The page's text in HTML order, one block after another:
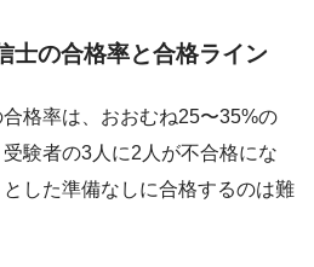
士の合格率と合格ライン
格率は、おおむね25〜35%の
験者の3人に2人が不合格にな
した準備なしに合格するのは難